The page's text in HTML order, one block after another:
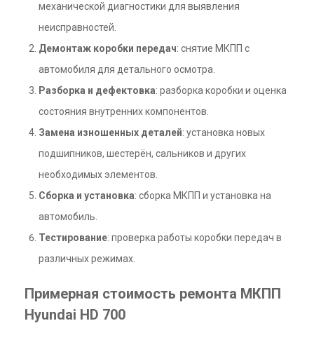
механической диагностики для выявления
неисправностей.
Демонтаж коробки передач: снятие МКПП с
автомобиля для детального осмотра.
Разборка и дефектовка: разборка коробки и оценка
состояния внутренних компонентов.
Замена изношенных деталей: установка новых
подшипников, шестерён, сальников и других
необходимых элементов.
Сборка и установка: сборка МКПП и установка на
автомобиль.
Тестирование: проверка работы коробки передач в
различных режимах.
Примерная стоимость ремонта МКПП
Hyundai HD 700